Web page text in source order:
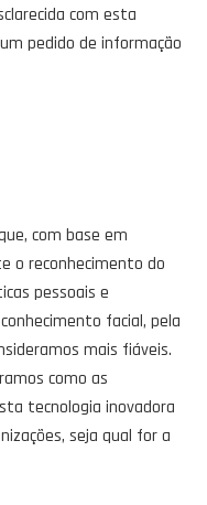
com esta
pedido de informação
com base em
o reconhecimento do
pessoais e
facial, pela
mais fiáveis.
como as
tecnologia inovadora
seja qual for a